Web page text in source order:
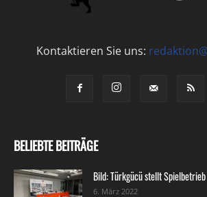
Kontaktieren Sie uns:
BELIEBTE BEITRÄGE
Bild: Türkgücü stellt
6. März 2022